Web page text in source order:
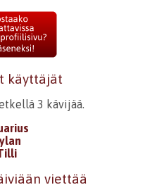
käyttäjät
3 kävijää.
viettää